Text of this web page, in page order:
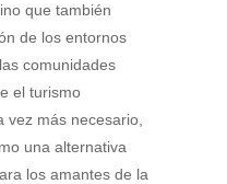
que también
de los entornos
comunidades
el turismo
vez más necesario,
una alternativa
los amantes de la